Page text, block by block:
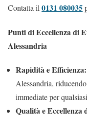
Contatta il0131 080035
Punti di Eccellenza di
Alessandria
Rapidità e Efficienza:
Alessandria,
immediate per
Qualità e Eccellenza